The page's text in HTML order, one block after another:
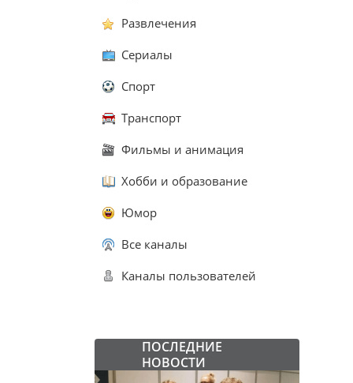
Развлечения
Сериалы
Спорт
Транспорт
Фильмы и анимация
Хобби и образование
Юмор
Все каналы
Каналы пользователей
ПОСЛЕДНИЕ
НОВОСТИ